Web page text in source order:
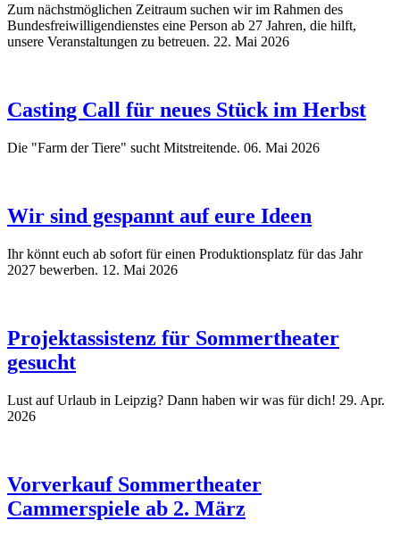
Zum nächstmöglichen Zeitraum suchen wir im Rahmen des
Bundesfreiwilligendienstes eine Person ab 27 Jahren, die hilft,
unsere Veranstaltungen zu betreuen. 22. Mai 2026
Casting Call für neues Stück im Herbst
Die "Farm der Tiere" sucht Mitstreitende. 06. Mai 2026
Wir sind gespannt auf eure Ideen
Ihr könnt euch ab sofort für einen Produktionsplatz für das Jahr
2027 bewerben. 12. Mai 2026
Projektassistenz für Sommertheater
gesucht
Lust auf Urlaub in Leipzig? Dann haben wir was für dich! 29. Apr.
2026
Vorverkauf Sommertheater
Cammerspiele ab 2. März